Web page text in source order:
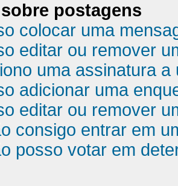
postagens
colocar uma
editar ou remover
uma assinatura a
adicionar uma
editar ou remover
consigo entrar em
posso votar em